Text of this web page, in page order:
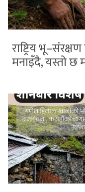
राष्ट्रिय
मनाइँदै, यस्तो छ